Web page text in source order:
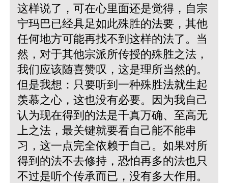
这样说了，可在心里面还是觉得，自宗
宁玛巴已经具足如此殊胜的法要，其他
任何地方可能再找不到这样的法了。当
然，对于其他宗派所传授的殊胜之法，
我们应该随喜赞叹，这是理所当然的。
但是我想：只要听到一种殊胜法就生起
羡慕之心，这也没有必要。因为我自己
认为现在得到的法是千真万确、至高无
上之法，最关键就要看自己能不能串
习，这一点完全依赖于自己。如果对所
得到的法不去修持，恐怕再多的法也只
不过是听个传承而已，没有多大作用。